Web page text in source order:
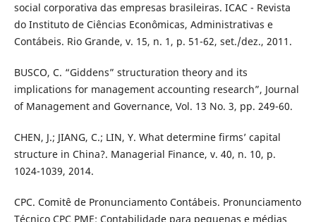
social corporativa das empresas brasileiras. ICAC - Revista
do Instituto de Ciências Econômicas, Administrativas e
Contábeis. Rio Grande, v. 15, n. 1, p. 51-62, set./dez., 2011.
BUSCO, C. “Giddens” structuration theory and its
implications for management accounting research”, Journal
of Management and Governance, Vol. 13 No. 3, pp. 249-60.
CHEN, J.; JIANG, C.; LIN, Y. What determine firms’ capital
structure in China?. Managerial Finance, v. 40, n. 10, p.
1024-1039, 2014.
CPC. Comitê de Pronunciamento Contábeis. Pronunciamento
Técnico CPC PME: Contabilidade para pequenas e médias